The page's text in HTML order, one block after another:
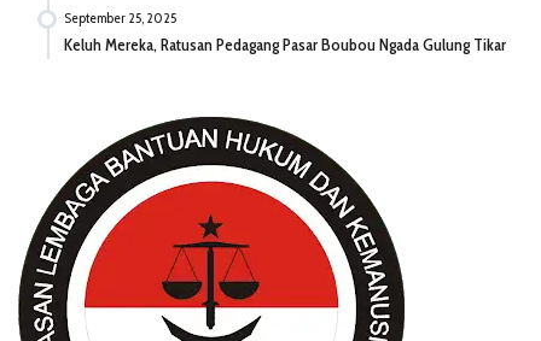
September 25, 2025
Keluh Mereka, Ratusan Pedagang Pasar Boubou Ngada Gulung Tikar